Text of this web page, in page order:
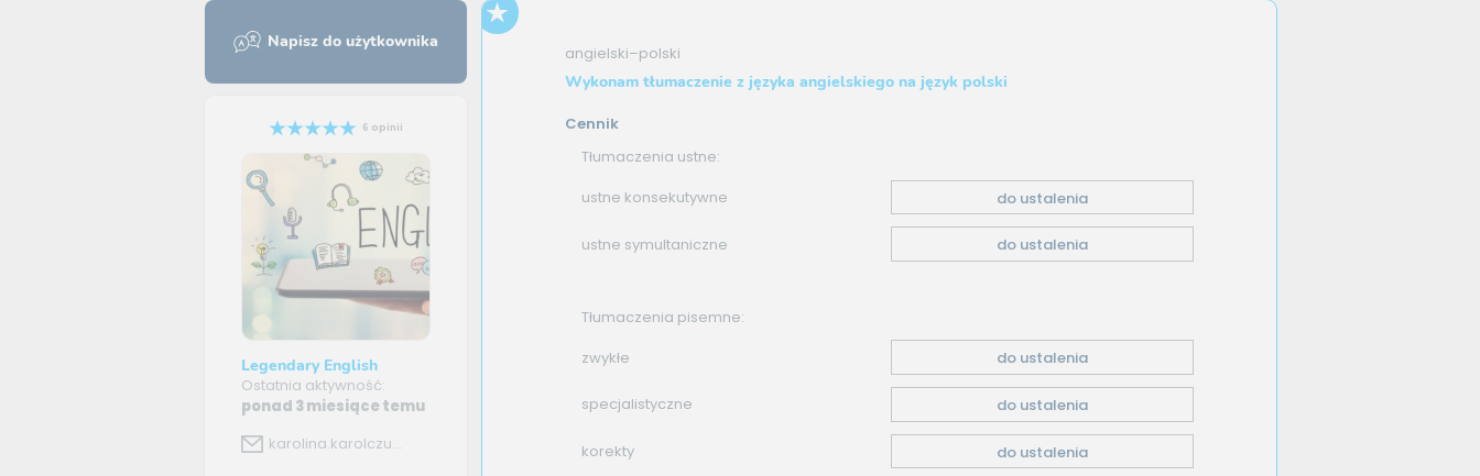
Napisz do użytkownika
6 opinii
Legendary English
Ostatnia aktywność:
ponad 3 miesiące temu
karolina.karolczu...
angielski–polski
Wykonam tłumaczenie z języka angielskiego na język polski
Cennik
Tłumaczenia ustne:
ustne konsekutywne
do ustalenia
ustne symultaniczne do ustalenia
Tłumaczenia pisemne:
zwykłe
do ustalenia
specjalistyczne do ustalenia
korekty do ustalenia